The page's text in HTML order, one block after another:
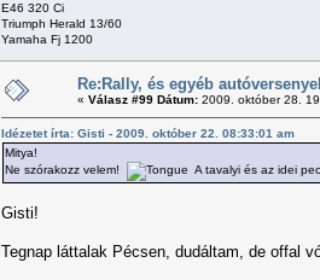
E46 320 Ci
Triumph Herald 13/60
Yamaha Fj 1200
Re:Rally, és egyéb
« Válasz #99 Dátum: 2009. október 28.
Idézetet írta: Gisti - 2009. október 22. 08:33:01 am
Mitya!
Ne szórakozz velem!
A tavalyi és az idei
Gisti!
Tegnap láttalak Pécsen, dudáltam, de offal